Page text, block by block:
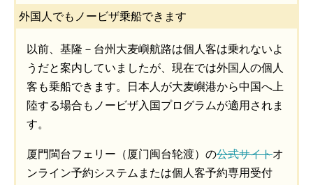
外国人でもノービザ乗船できます
以前、基隆－台州大麦嶼航路は個人客は乗れないよ
うだと案内していましたが、現在では外国人の個人
客も乗船できます。日本人が大麦嶼港から中国へ上
陸する場合もノービザ入国プログラムが適用されま
す。
厦門閩台フェリー（厦门闽台轮渡）の公式サイトオ
ンライン予約システムまたは個人客予約専用受付